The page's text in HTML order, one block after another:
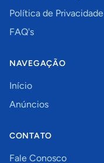
Política de Privacidade
FAQ's
NAVEGAÇÃO
Início
Anúncios
CONTATO
Fale Conosco